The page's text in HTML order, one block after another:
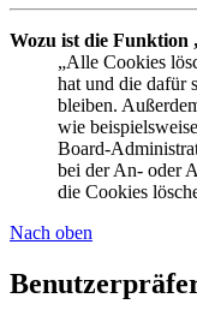
Wozu ist die Funktion
„Alle Cookies
hat und die dafür
bleiben.
wie
Board-
bei der An- oder
die Cookies
Nach oben